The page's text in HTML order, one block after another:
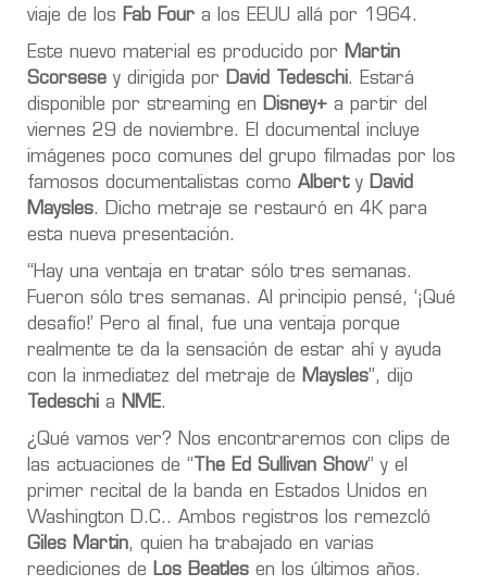
viaje de los Fab Four a los EEUU allá por 1964.
Este nuevo material es producido por
Martin
Scorsese y dirigida por David Tedeschi. Estará
disponible por streaming en Disney+ a partir del
viernes 29 de noviembre. El documental incluye
imágenes poco comunes del grupo filmadas por los
famosos documentalistas como Alberty David
Maysles. Dicho metraje se restauró en 4K para
esta nueva presentación.
“Hay una ventaja en tratar sólo tres semanas.
Fueron sólo tres semanas. Al principio pensé, ‘¡Qué
desafío!’ Pero al final, fue una ventaja porque
realmente te da la sensación de estar ahí y ayuda
con la inmediatez del metraje de
Maysles”, dijo
Tedeschi a NME.
¿Qué vamos ver? Nos encontraremos con clips de
las actuaciones de “ The Ed Sullivan Show” y el
primer recital de la banda en Estados Unidos en
Washington D.C.. Ambos registros los remezcló
Giles Martin, quien ha trabajado en varias
reediciones de Los Beatles en los últimos años.